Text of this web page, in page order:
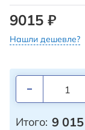
9015 ₽
Нашли дешевле?
Итого: 9 015